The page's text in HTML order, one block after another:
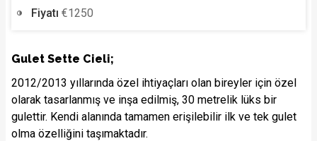
Fiyatı €1250
Gulet Sette Cieli;
2012/2013 yıllarında özel ihtiyaçları olan bireyler için özel
olarak tasarlanmış ve inşa edilmiş, 30 metrelik lüks bir
gulettir. Kendi alanında tamamen erişilebilir ilk ve tek gulet
olma özelliğini taşımaktadır.